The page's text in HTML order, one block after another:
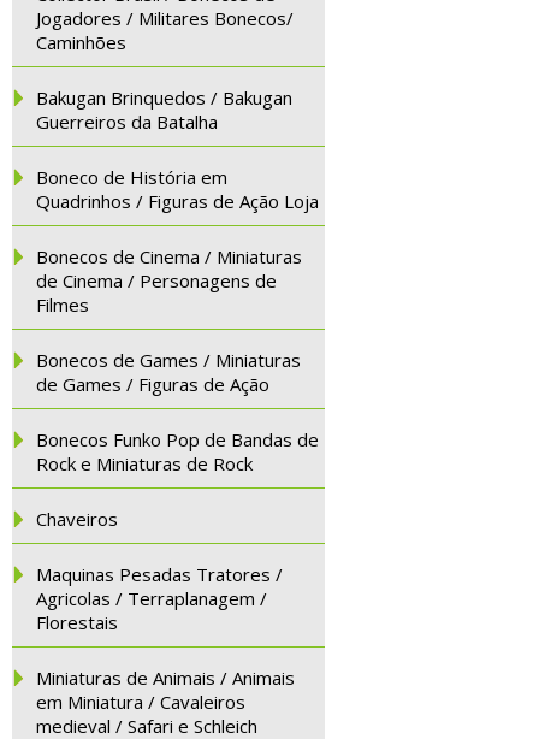
Jogadores / Militares Bonecos/
Caminhões
Bakugan Brinquedos / Bakugan
Guerreiros da Batalha
Boneco de História em
Quadrinhos / Figuras de Ação Loja
Bonecos de Cinema / Miniaturas
de Cinema / Personagens de
Filmes
Bonecos de Games / Miniaturas
de Games / Figuras de Ação
Bonecos Funko Pop de Bandas de
Rock e Miniaturas de Rock
Chaveiros
Maquinas Pesadas Tratores /
Agricolas / Terraplanagem /
Florestais
Miniaturas de Animais / Animais
em Miniatura / Cavaleiros
medieval / Safari e Schleich